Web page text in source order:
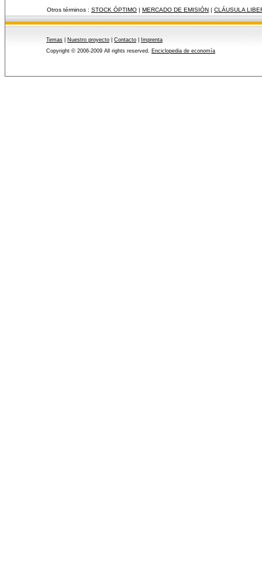
Otros términos : STOCK ÓPTIMO | MERCADO DE EMISIÓN | CLÁUSULA
Temas Nuestro proyecto Contacto
Imprenta
Copyright © 2006-2009 All rights reserved. Enciclopedia de economía